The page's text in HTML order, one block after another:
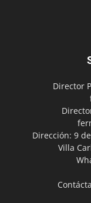
Director
Dirección: 9
Villa